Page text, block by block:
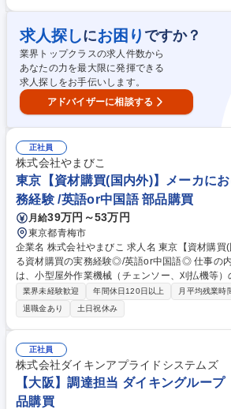
購買戦略の策定、委託先選定、国内外の輸送手配
最適化を担います。 【具体的には】■調達・購買
および管理 ■各種契約締結・価格交渉 ■原価見積
当商品のQCD最適化 ■輸出入含む国内外輸送の
募集職種 【東京/海外調達・購買担当】SDGs/新
業
求人探しにお困り ですか？
業界トップクラスの求人件数から
あなたの力を最大限に発揮できる
求人探しをお手伝いします。
アドバイザーに相談する
正社員
株式会社やまびこ
東京【資材購買(国内外)】メーカに
務経験 /英語or中国語 部品購買
月給39万円～53万円
東京都青梅市
企業名 株式会社やまびこ 求人名 東京【資材購買(国内外)】メーカにおけ
る資材購買の実務経験◎/英語or中国語◎ 仕事の内容 生産本部資材購買課
は、小型屋外作業機械（チェンソー、刈払機等
中心に納期・品質・コストの最適化を図りながら
ライヤー、また社内関連部門との調整を担う部門です 国内外サプラ
との調達業務、見積取得、発注、納期管理、品質
業務から、適性に応じて業務をお任せします。 ■
購買部品に関する業務 ■国内外の新規部品調達先
購入部品の原価低減活動 ■新規部品メーカーの取
※必要に応じて国内外の出張あり 募集職種 東京【資材購買(国内外)】メー
カにおける資材購買の実務経験◎/英語or中国語◎
業界未経験歓迎 年間休日120日以上 月平均残業時
退職金あり
土日祝休み
正社員
株式会社ダイキンアプライドシステムズ
【大阪】調達担当 ダイキングルー
品購買